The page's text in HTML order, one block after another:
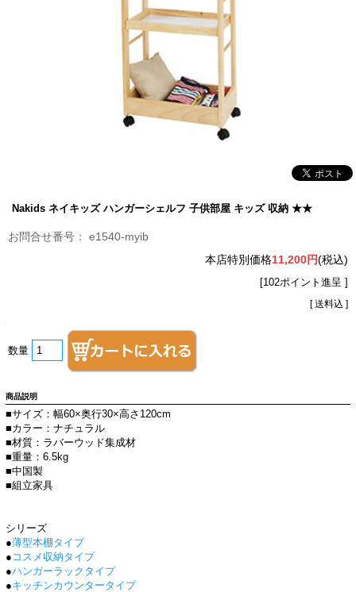
Nakids ネイキッズ ハンガーシェルフ 子供部屋 キッズ 収納 ★★
e1540-myib
本店特別価格11,200円(税込)
[102ポイント進呈 ]
[ 送料込 ]
数量
商品説明
■サイズ：幅60×奥行30×高さ120cm
■カラー：ナチュラル
■材質：ラバーウッド集成材
■重量：6.5kg
■中国製
■組立家具
シリーズ
●薄型本棚タイプ
● コスメ収納タイプ
●ハンガーラックタイプ
●キッチンカウンタータイプ